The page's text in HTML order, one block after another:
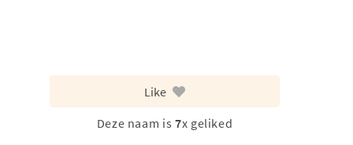
Like
Deze naam is 7x geliked